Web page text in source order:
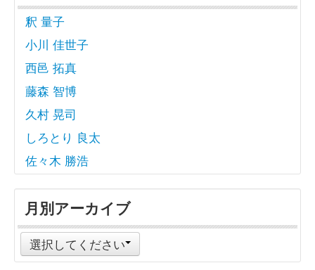
釈 量子
小川 佳世子
西邑 拓真
藤森 智博
久村 晃司
しろとり 良太
佐々木 勝浩
月別アーカイブ
選択してください